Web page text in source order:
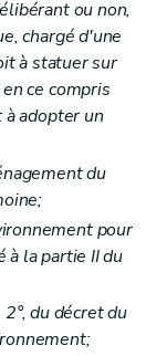
des dommages environnementaux
ou non,
chargé d'une
à statuer sur
ce compris
adopter un
du
pour
la partie II du
2°, du décret du